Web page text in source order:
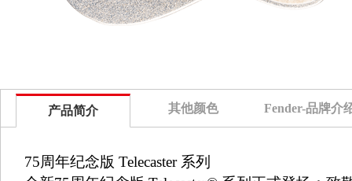
产品简介 其他颜色 Fender-品牌介
75周年纪念版 Telecaster 系列